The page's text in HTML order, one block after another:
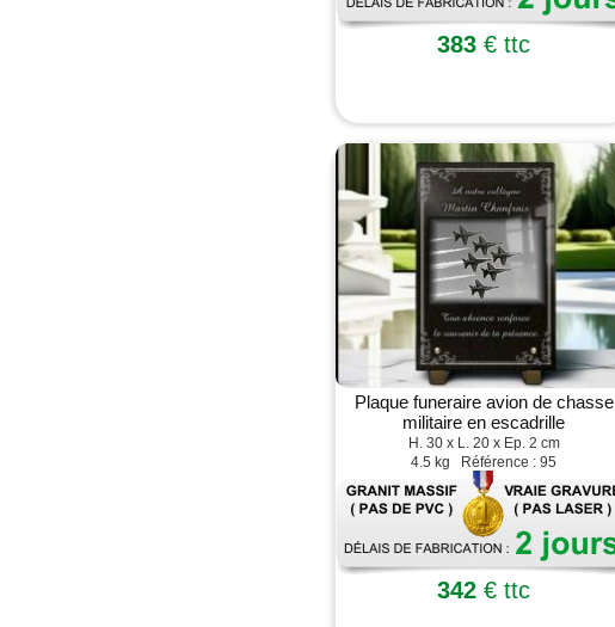
383 € ttc
Plaque funeraire avion de chasse
militaire en escadrille
H. 30 x L. 20 x Ep. 2 cm
4.5 kg Référence : 95
342 € ttc